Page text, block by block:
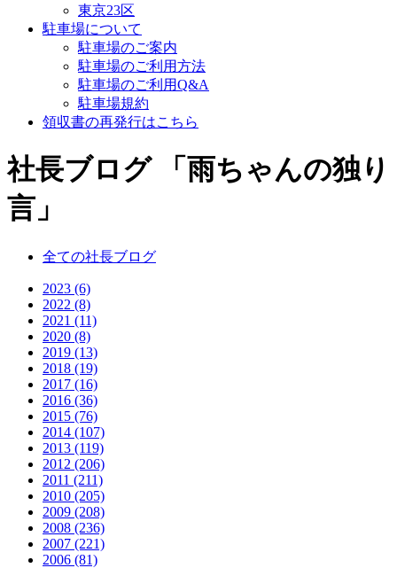
東京23区
駐車場について
駐車場のご案内
駐車場のご利用方法
駐車場のご利用Q&A
駐車場規約
領収書の再発行はこちら
社長ブログ 「雨ちゃんの独り
言」
全ての社長ブログ
2023 (6)
2022 (8)
2021 (11)
2020 (8)
2019 (13)
2018 (19)
2017 (16)
2016 (36)
2015 (76)
2014 (107)
2013 (119)
2012 (206)
2011 (211)
2010 (205)
2009 (208)
2008 (236)
2007 (221)
2006 (81)